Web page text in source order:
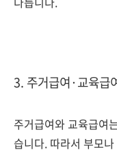
3. 주거급여·교육급
주거급여와 교육급여
습니다. 따라서 부모